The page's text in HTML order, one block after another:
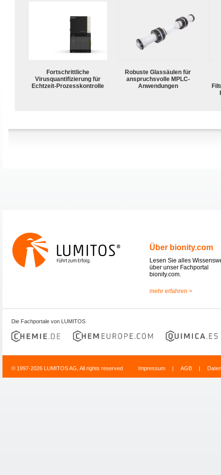
Fortschrittliche
Virusquantifizierung für
Echtzeit-Prozesskontrolle
Robuste Glassäulen für
anspruchsvolle MPLC-
Anwendungen
Über bionity.com
Lesen Sie alles
über unser Fachportal
bionity.com.
mehr erfahren >
Die Fachportale von LUMITOS
© 1997-2026 LUMITOS AG, All rights reserved Impressum | AGB |